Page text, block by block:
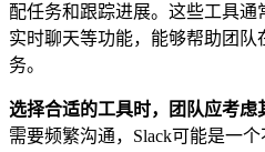
配任务和跟踪进展。这些工具通
实时聊天等功能，能够帮助团
务。
选择合适的工具时，团队应考虑
需要频繁沟通，Slack可能是一